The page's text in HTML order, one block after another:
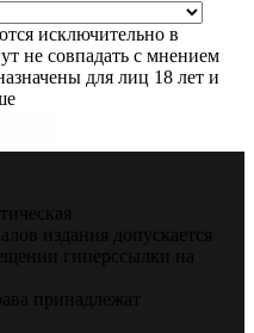
исключительно в
не совпадать с мнением
для лиц 18 лет и
издания допускается
гиперссылки на
принадлежат